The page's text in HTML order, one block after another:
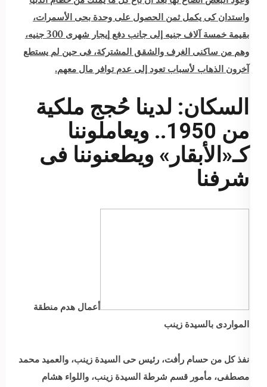
واستدان كى يكمل ثمن الحصول على وحدة بحى الأسمرات،
بقيمة خمسة آلاف جنيه إلى جانب دفع إيجار شهرى 300 جنيه،
وهم من ساكنى الغرف والشقق المشتركة، فى حين لم يستطع
آخرون الذهاب لأسباب تعود إلى عدم توافر مال معهم.
السكان: لدينا حُجج ملكية
من 1950.. ويعاملوننا
كـ«الأبقار» ويطعنوننا فى
شرفنا
أعمال هدم منطقة
المواردى بالسيدة زينب
نفذ كل من حسام رأفت، رئيس حى السيدة زينب، والعميد محمد
مصطفى، مأمور قسم شرطة السيدة زينب، واللواء هشام